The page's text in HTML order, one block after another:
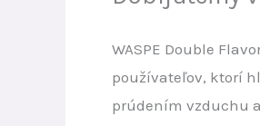
WASPE Double
používateľov, ktorí
prúdením vzduchu